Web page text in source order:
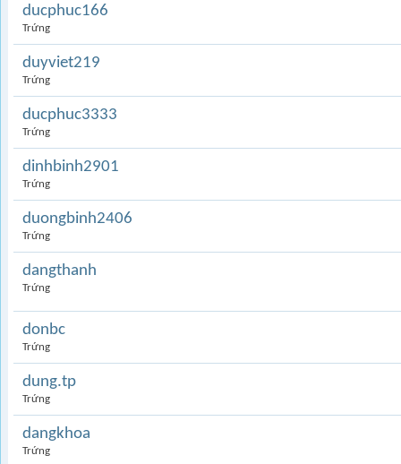
ducphuc166
Trứng
duyviet219
Trứng
ducphuc3333
Trứng
dinhbinh2901
Trứng
duongbinh2406
Trứng
dangthanh
Trứng
donbc
Trứng
dung.tp
Trứng
dangkhoa
Trứng